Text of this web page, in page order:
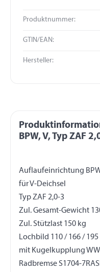
Produktnummer:
GTIN/EAN:
Hersteller:
BPW, V, Typ ZAF
Auflaufeinrichtung
für V-Deichsel
Typ ZAF 2,0-3
Zul. Gesamt-Gewicht
Zul. Stützlast 150 kg
Lochbild 110 / 166 /
mit Kugelkupplung
Radbremse S1704-